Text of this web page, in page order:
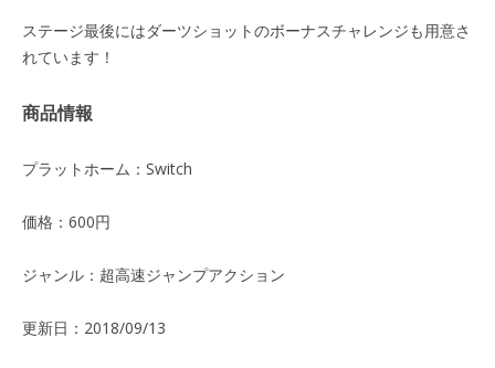
ステージ最後にはダーツショットのボーナスチャレンジも用意さ
れています！
商品情報
プラットホーム：Switch
価格：600円
ジャンル：超高速ジャンプアクション
更新日：2018/09/13